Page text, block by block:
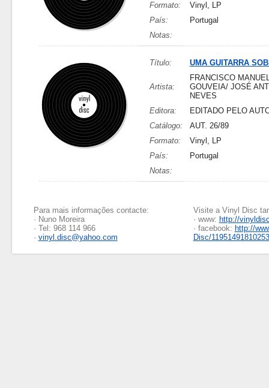
Formato:
Vinyl, LP
País:
Portugal
Notas:
Título: UMA GUITARRA
Artista:
FRANCISCO
GOUVEIA/ JOSÉ
NEVES
Editora:
EDITADO PELO
Catálogo:
AUT. 26/89
Formato:
Vinyl, LP
País:
Portugal
Notas:
Para mais informações contacte:
· Nuno Moreira
· Tel: 968 114 966
· vinyl.disc@yahoo.com
Visite a Vinyl Disc
· www: http://
· facebook: http://
Disc/